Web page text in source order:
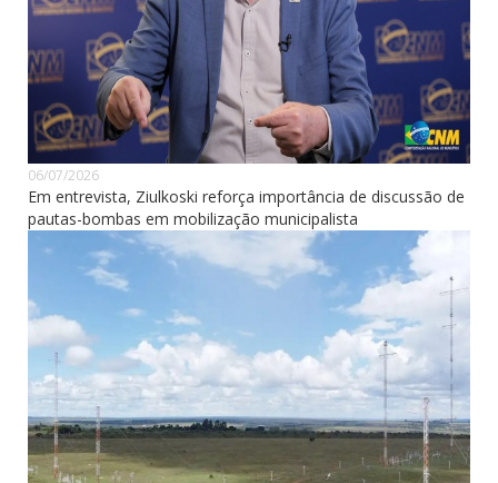
06/07/2026
Em entrevista, Ziulkoski reforça importância de discussão de
pautas-bombas em mobilização municipalista